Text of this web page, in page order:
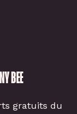
BEE
gratuits du